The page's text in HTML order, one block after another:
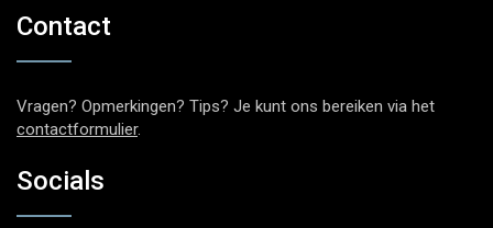
Contact
Vragen? Opmerkingen? Tips? Je kunt ons bereiken via het
contactformulier.
Socials